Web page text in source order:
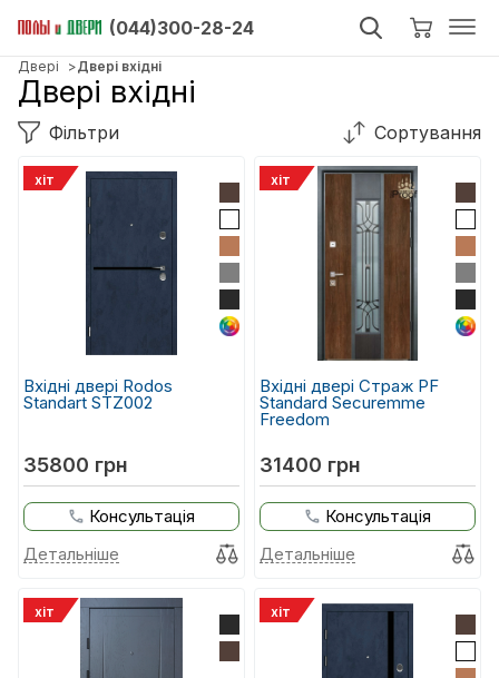
(044)300-28-24
Двері Двері вхідні
Двері вхідні
Фільтри Сортування
хіт
Вхідні двері Rodos
Standart STZ002
35800 грн
Консультація
Детальніше
хіт
Вхідні двері Страж PF
Standard Securemme
Freedom
31400 грн
Консультація
Детальніше
хіт хіт